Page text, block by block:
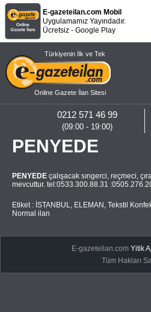
E-gazeteilan.com Mobil
Uygulamamız Yayındadır.
Ücretsiz - Google Play
Türkiyenin İlk ve Tek
Online Gazete İlan Sitesi
0212 571 46 99
(09:00 - 19:00)
PENYEDE
PENYEDE çalışacak sıngerci, reçmeci,
mevcuttur. tel:0533.300.88.31
Etiket : İSTANBUL, ELEMAN , Tekstil
Normal ilan
E-gazeteilan.comYitik
Tüm Hakları